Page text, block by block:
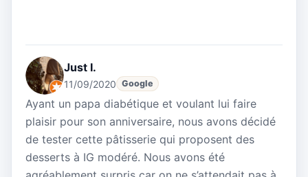
Just I.
11/09/2020 Google
Ayant un papa diabétique et voulant lui faire
plaisir pour son anniversaire, nous avons décidé
de tester cette pâtisserie qui proposent des
desserts à IG modéré. Nous avons été